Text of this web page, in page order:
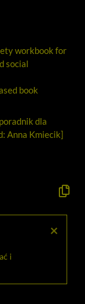
workbook for
social
book
dla
Anna Kmiecik]
Kopiuj
do
×
i